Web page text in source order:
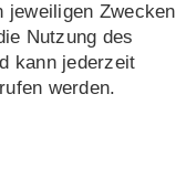
jeweiligen Zwecken
Nutzung des
kann jederzeit
werden.